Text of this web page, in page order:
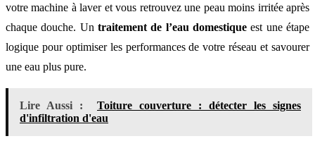
votre machine à laver et vous retrouvez une peau moins irritée après
chaque douche. Un traitement de l’eau domestique est une étape
logique pour optimiser les performances de votre réseau et savourer
une eau plus pure.
Lire Aussi :
Toiture couverture : détecter les signes
d'infiltration d'eau